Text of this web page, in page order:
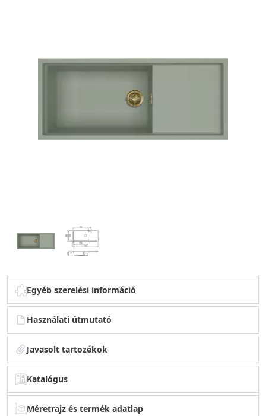
Egyéb szerelési információ
Használati útmutató
Javasolt tartozékok
Katalógus
Méretrajz és termék adatlap